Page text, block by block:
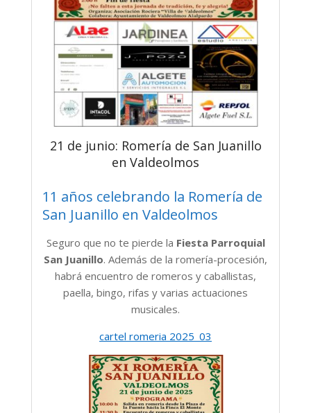
21 de junio: Romería de San Juanillo
en Valdeolmos
11 años celebrando la Romería de
San Juanillo en Valdeolmos
Seguro que no te pierde la Fiesta Parroquial
San Juanillo. Además de la romería-procesión,
habrá encuentro de romeros y caballistas,
paella, bingo, rifas y varias actuaciones
musicales.
cartel romeria 2025_03